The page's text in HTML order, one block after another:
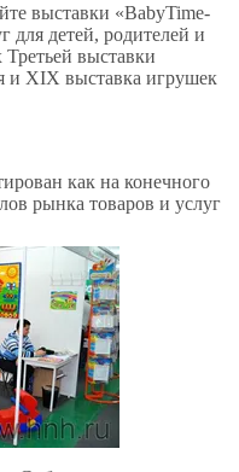
выставки «BabyTime-
для детей, родителей и
выставки
и XIX выставка игрушек
как на конечного
рынка товаров и услуг